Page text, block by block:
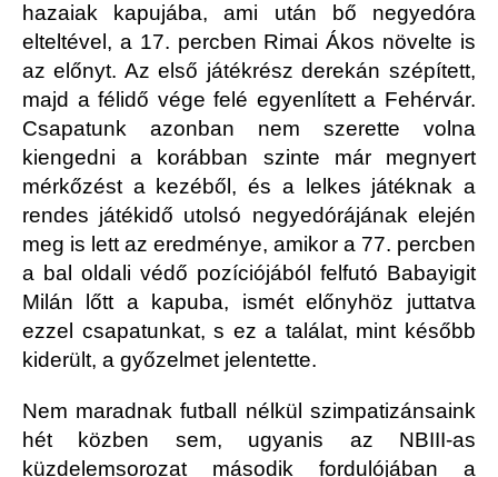
hazaiak kapujába, ami után bő negyedóra
elteltével, a 17. percben Rimai Ákos növelte is
az előnyt. Az első játékrész derekán szépített,
majd a félidő vége felé egyenlített a Fehérvár.
Csapatunk azonban nem szerette volna
kiengedni a korábban szinte már megnyert
mérkőzést a kezéből, és a lelkes játéknak a
rendes játékidő utolsó negyedórájának elején
meg is lett az eredménye, amikor a 77. percben
a bal oldali védő pozíciójából felfutó Babayigit
Milán lőtt a kapuba, ismét előnyhöz juttatva
ezzel csapatunkat, s ez a találat, mint később
kiderült, a győzelmet jelentette.
Nem maradnak futball nélkül szimpatizánsaink
hét közben sem, ugyanis az NBIII-as
küzdelemsorozat második fordulójában a